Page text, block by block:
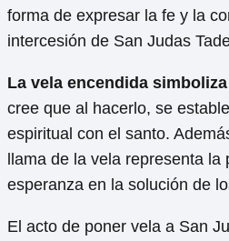
forma de expresar la fe y la
intercesión de San Judas
La vela encendida
cree que al hacerlo, se
espiritual con el santo.
llama de la vela representa la
esperanza en la solución de
El acto de poner vela a San